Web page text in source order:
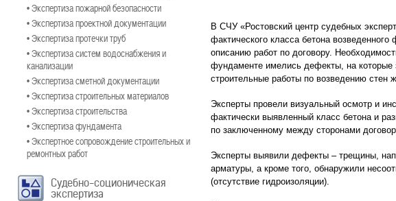
• Экспертиза пожарной безопасности
• Экспертиза проектной документации
• Экспертиза протечки труб
• Экспертиза систем водоснабжения и
канализации
• Экспертиза сметной документации
• Экспертиза строительных материалов
• Экспертиза строительства
• Экспертиза фундамента
• Экспертное сопровождение строительных и
ремонтных работ
Судебно-соционическая
экспертиза
В СЧУ «Ростовский центр судебных
фактического класса бетона
описанию работ по договору.
фундаменте имелись дефекты, на которые
строительные работы по возведению стен
Эксперты провели визуальный осмотр и
фактически выявленный класс бетона и
по заключенному между сторонами
Эксперты выявили дефекты – трещины,
арматуры, а кроме того, обнаружили
(отсутствие гидроизоляции).